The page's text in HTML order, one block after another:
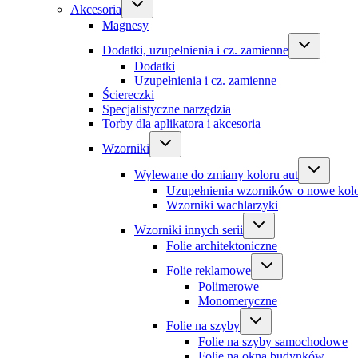
Akcesoria
Magnesy
Dodatki, uzupełnienia i cz. zamienne
Dodatki
Uzupełnienia i cz. zamienne
Ściereczki
Specjalistyczne narzędzia
Torby dla aplikatora i akcesoria
Wzorniki
Wylewane do zmiany koloru aut
Uzupełnienia wzorników o nowe
Wzorniki wachlarzyki
Wzorniki innych serii
Folie architektoniczne
Folie reklamowe
Polimerowe
Monomeryczne
Folie na szyby
Folie na szyby samochodowe